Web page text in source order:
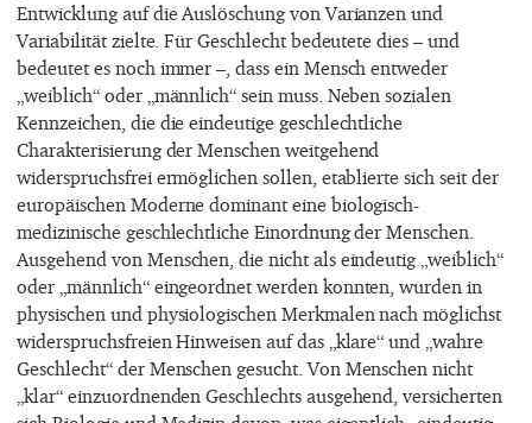
Entwicklung auf die Auslöschung von Varianzen und
Variabilität zielte. Für Geschlecht bedeutete dies – und
bedeutet es noch immer –, dass ein Mensch entweder
„weiblich“ oder „männlich“ sein muss. Neben sozialen
Kennzeichen, die die eindeutige geschlechtliche
Charakterisierung der Menschen weitgehend
widerspruchsfrei ermöglichen sollen, etablierte sich seit der
europäischen Moderne dominant eine biologisch-
medizinische geschlechtliche Einordnung der Menschen.
Ausgehend von Menschen, die nicht als eindeutig „weiblich“
oder „männlich“ eingeordnet werden konnten, wurden in
physischen und physiologischen Merkmalen nach möglichst
widerspruchsfreien Hinweisen auf das „klare“ und „wahre
Geschlecht“ der Menschen gesucht. Von Menschen nicht
„klar“ einzuordnenden Geschlechts ausgehend, versicherten